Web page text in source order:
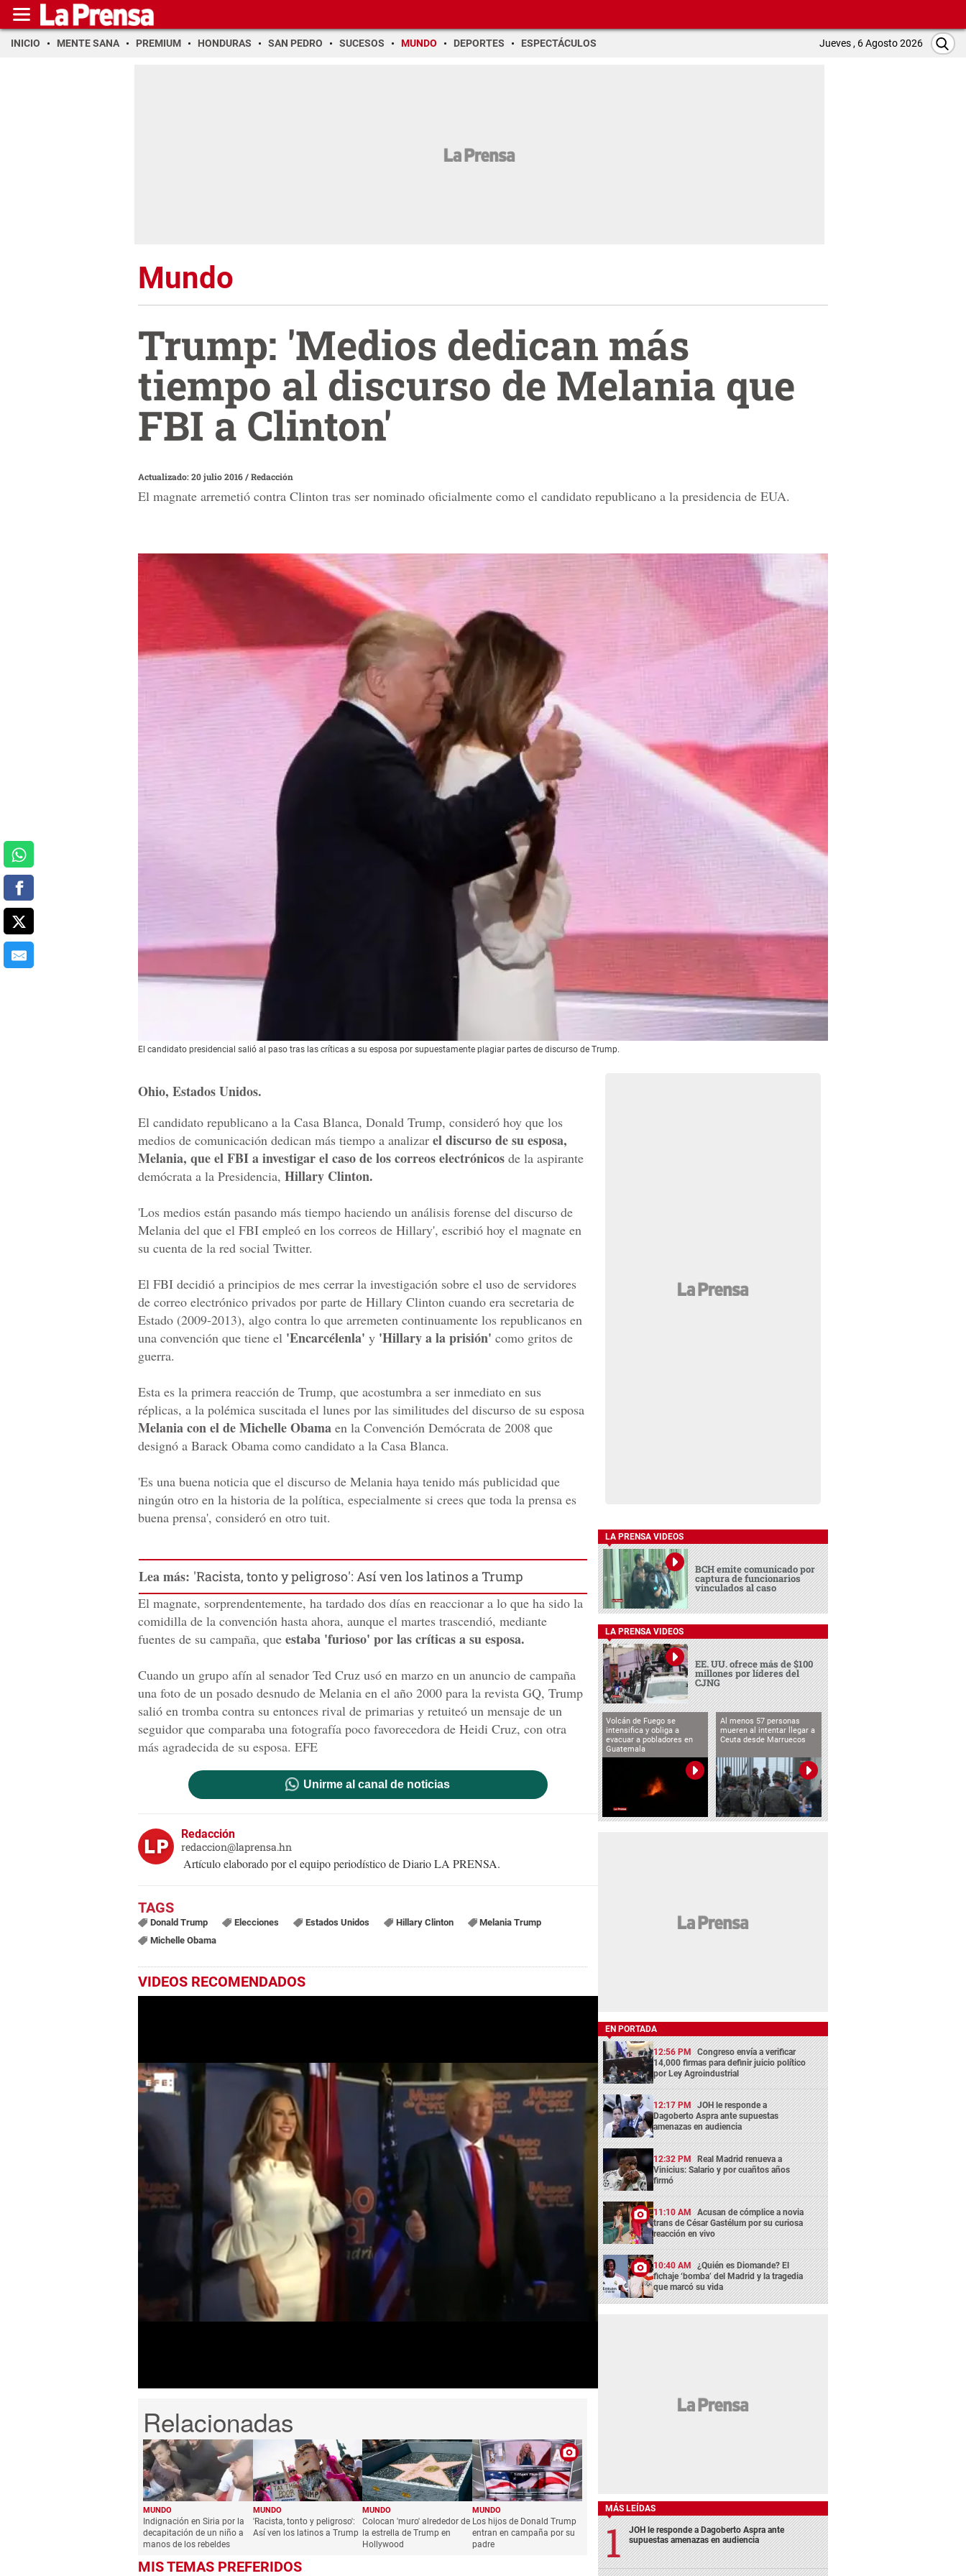
INICIO MENTE SANA PREMIUM HONDURAS SAN PEDRO SUCESOS MUNDO DEPORTES ESPECTÁCULOS Jueves , 6 Agosto 2026
Mundo
Trump: 'Medios dedican más
tiempo al discurso de Melania que
FBI a Clinton'
Actualizado: 20 julio 2016/Redacción
El magnate arremetió contra Clinton tras ser nominado oficialmente como el candidato republicano a la presidencia de EUA.
El candidato presidencial salió al paso tras las críticas a su esposa por supuestamente plagiar partes de discurso de Trump.
Ohio, Estados Unidos.
El candidato republicano a la Casa Blanca, Donald Trump, consideró hoy que los
medios de comunicación dedican más tiempo a analizar el discurso de su esposa,
Melania, que el FBI a investigar el caso de los correos electrónicos de la aspirante
demócrata a la Presidencia, Hillary Clinton.
'Los medios están pasando más tiempo haciendo un análisis forense del discurso de
Melania del que el FBI empleó en los correos de Hillary', escribió hoy el magnate en
su cuenta de la red social Twitter.
El FBI decidió a principios de mes cerrar la investigación sobre el uso de servidores
de correo electrónico privados por parte de Hillary Clinton cuando era secretaria de
Estado (2009-2013), algo contra lo que arremeten continuamente los republicanos en
una convención que tiene el 'Encarcélenla' y 'Hillary a la prisión' como gritos de
guerra.
Esta es la primera reacción de Trump, que acostumbra a ser inmediato en sus
réplicas, a la polémica suscitada el lunes por las similitudes del discurso de su esposa
Melania con el de Michelle Obama en la Convención Demócrata de 2008 que
designó a Barack Obama como candidato a la Casa Blanca.
'Es una buena noticia que el discurso de Melania haya tenido más publicidad que
ningún otro en la historia de la política, especialmente si crees que toda la prensa es
buena prensa', consideró en otro tuit.
Lea más: 'Racista, tonto y peligroso': Así ven los latinos a Trump
El magnate, sorprendentemente, ha tardado dos días en reaccionar a lo que ha sido la
comidilla de la convención hasta ahora, aunque el martes trascendió, mediante
fuentes de su campaña, que estaba 'furioso' por las críticas a su esposa.
Cuando un grupo afín al senador Ted Cruz usó en marzo en un anuncio de campaña
una foto de un posado desnudo de Melania en el año 2000 para la revista GQ, Trump
salió en tromba contra su entonces rival de primarias y retuiteó un mensaje de un
seguidor que comparaba una fotografía poco favorecedora de Heidi Cruz, con otra
más agradecida de su esposa. EFE
Unirme al canal de noticias
Redacción
redaccion@laprensa.hn
Artículo elaborado por el equipo periodístico de Diario LA PRENSA.
Donald Trump Elecciones Estados Unidos Hillary Clinton
Melania Trump
Michelle Obama
VIDEOS RECOMENDADOS
MUNDO
Indignación en Siria por la
decapitación de un niño a
manos de los rebeldes
MUNDO
'Racista, tonto y peligroso':
Así ven los latinos a Trump
MUNDO
Colocan 'muro' alrededor de
la estrella de Trump en
Hollywood
MUNDO
Los hijos de Donald Trump
entran en campaña por su
padre
MIS TEMAS PREFERIDOS
LA PRENSA VIDEOS
BCH emite comunicado por
captura de funcionarios
vinculados al caso
LA PRENSA VIDEOS
EE. UU. ofrece más de $100
millones por líderes del
CJNG
Volcán de Fuego se
intensifica y obliga a
evacuar a pobladores en
Guatemala
Al menos 57 personas
mueren al intentar llegar a
Ceuta desde Marruecos
EN PORTADA
12:56 PM Congreso envía a verificar
14,000 firmas para definir juicio político
por Ley Agroindustrial
12:17 PM JOH le responde a
Dagoberto Aspra ante supuestas
amenazas en audiencia
12:32 PM Real Madrid renueva a
Vinicius: Salario y por cuañtos años
firmó
11:10 AM Acusan de cómplice a novia
trans de César Gastélum por su curiosa
reacción en vivo
10:40 AM ¿Quién es Diomande? El
fichaje ‘bomba’ del Madrid y la tragedia
que marcó su vida
MÁS LEÍDAS
JOH le responde a Dagoberto Aspra ante
supuestas amenazas en audiencia